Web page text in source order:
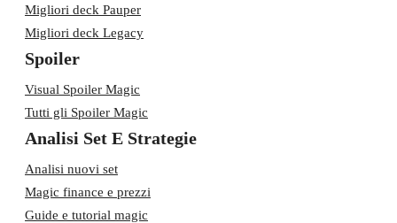
Migliori deck Pauper
Migliori deck Legacy
Spoiler
Visual Spoiler Magic
Tutti gli Spoiler Magic
Analisi Set E Strategie
Analisi nuovi set
Magic finance e prezzi
Guide e tutorial magic